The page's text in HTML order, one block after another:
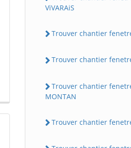
ViVARAiS
Trouver chantier
Trouver chantier fenetre
Trouver chantier
MONTAN
Trouver chantier fenetre